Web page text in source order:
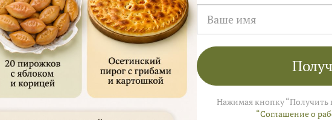
удобно.Подробнее...
Нажимая кнопку “Получить
“Соглашение о